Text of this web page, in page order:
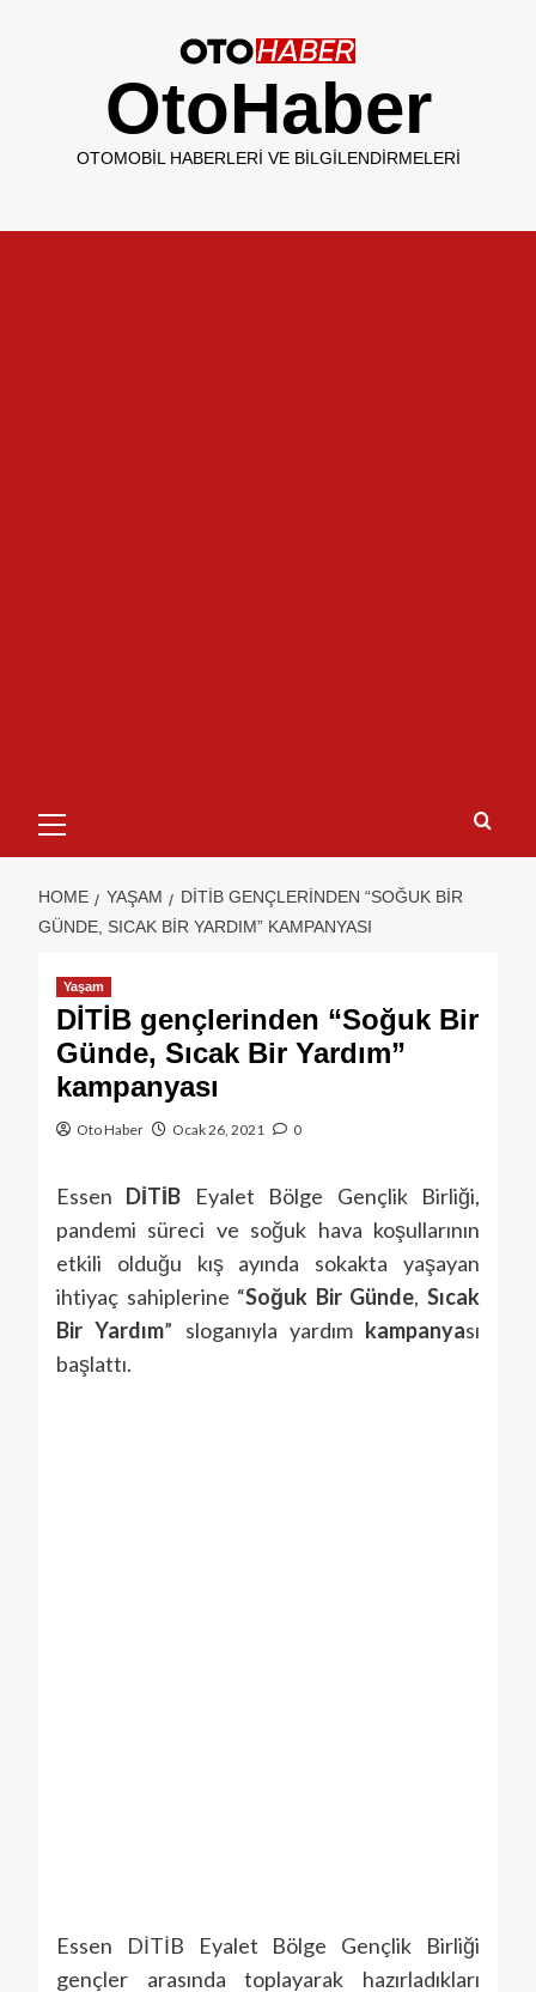
OtoHaber
OTOMOBIL HABERLERI VE BILGILENDIRMELERI
HOME YAŞAM
DİTİB GENÇLERINDEN “SOĞUK BIR
GÜNDE, SICAK BIR YARDIM” KAMPANYASI
Yaşam
DİTİB gençlerinden “Soğuk Bir
Günde, Sıcak Bir Yardım”
kampanyası
Oto Haber Ocak 26, 2021 0
Essen DİTİB Eyalet Bölge Gençlik Birliği,
pandemi süreci ve soğuk hava koşullarının
etkili olduğu kış ayında sokakta yaşayan
ihtiyaç sahiplerine “Soğuk Bir Günde,Sıcak
Bir Yardım” sloganıyla yardım kampanyası
başlattı.
Essen DİTİB Eyalet Bölge Gençlik Birliği
gençler arasında toplayarak hazırladıkları